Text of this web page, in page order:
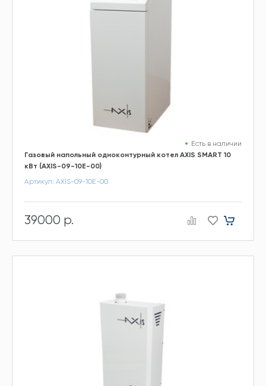
Есть в наличии
Газовый напольный одноконтурный котел AXIS SMART 10
кВт (AXIS-09-10E-00)
Артикул: AXIS-09-10E-00
39000 р.